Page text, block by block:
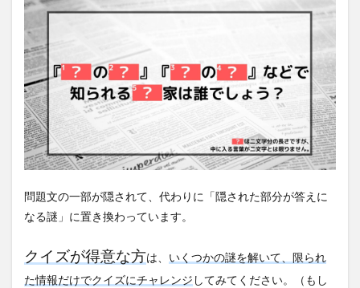
問題文の一部が隠されて、代わりに「隠された部分が答えに
なる謎」に置き換わっています。
クイズが得意な方は、 いくつかの謎を解いて、限られ
た情報だけでクイズにチャレンジ してみてください。（もし